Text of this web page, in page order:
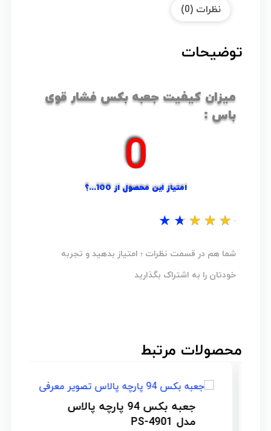
نظرات (0)
توضیحات
میزان کیفیت جعبه بکس فشار قوی
باس :
امتیاز این محصول از 100...؟
0
★
★
★
★
★
شما هم در قسمت نظرات ؛ امتیاز بدهید و تجربه
خودتان را به اشتراک بگذارید
محصولات مرتبط
جعبه بکس 94 پارچه پالاس
مدل PS-4901